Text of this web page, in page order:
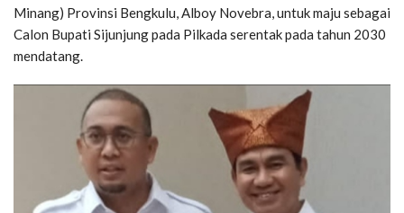
Minang) Provinsi Bengkulu, Alboy Novebra, untuk maju sebagai
Calon Bupati Sijunjung pada Pilkada serentak pada tahun 2030
mendatang.